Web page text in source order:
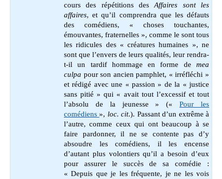
cours des répétitions desAffaires sont les
affaires, et qu’il comprendra que les défauts
des comédiens, « choses touchantes,
émouvantes, fraternelles », comme le sont tous
les ridicules des « créatures humaines », ne
sont que l’envers de leurs qualités, leur rendra-
t-il un tardif hommage en forme de mea
culpa pour son ancien pamphlet, « irréfléchi »
et rédigé avec une « passion » de la « justice
sans pitié » qui « avait tout l’excessif et tout
l’absolu de la jeunesse » («Pour les
comédiens», loc. cit.). Passant d’un extrême à
l’autre, comme ceux qui ont beaucoup à se
faire pardonner, il ne se contente pas d’y
absoudre les comédiens, il les encense
d’autant plus volontiers qu’il a besoin d’eux
pour assurer le succès de sa comédie :
« Depuis que je les fréquente, je ne les vois